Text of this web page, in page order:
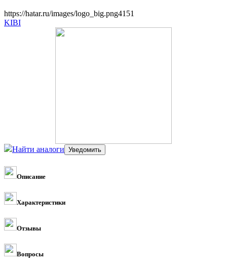
https://hatar.ru/images/logo_big.png41 51
KIBI
Найти аналоги
Описание
Характеристики
Отзывы
Вопросы